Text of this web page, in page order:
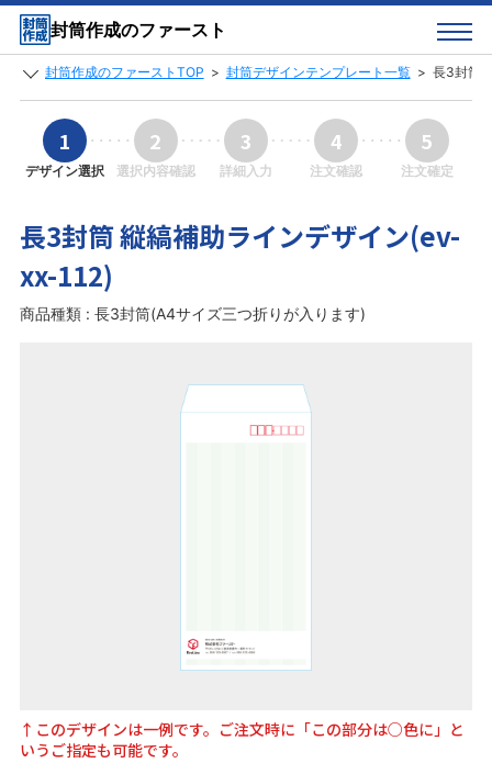
封筒作成のファースト
封筒作成のファーストTOP > 封筒デザインテンプレート一覧> 長3封筒
1
デザイン選択
2
選択内容確認
3
詳細入力
4
注文確認
5
注文確定
長3封筒 縦縞補助ラインデザイン(ev-
xx-112)
商品種類 : 長3封筒(A4サイズ三つ折りが入ります)
↑このデザインは一例です。ご注文時に「この部分は○色に」と
いうご指定も可能です。